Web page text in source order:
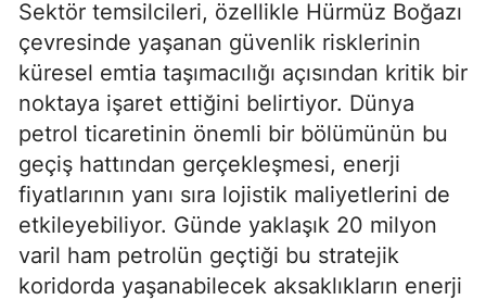
Sektör temsilcileri, özellikle Hürmüz Boğazı
çevresinde yaşanan güvenlik risklerinin
küresel emtia taşımacılığı açısından kritik bir
noktaya işaret ettiğini belirtiyor. Dünya
petrol ticaretinin önemli bir bölümünün bu
geçiş hattından gerçekleşmesi, enerji
fiyatlarının yanı sıra lojistik maliyetlerini de
etkileyebiliyor. Günde yaklaşık 20 milyon
varil ham petrolün geçtiği bu stratejik
koridorda yaşanabilecek aksaklıkların enerji